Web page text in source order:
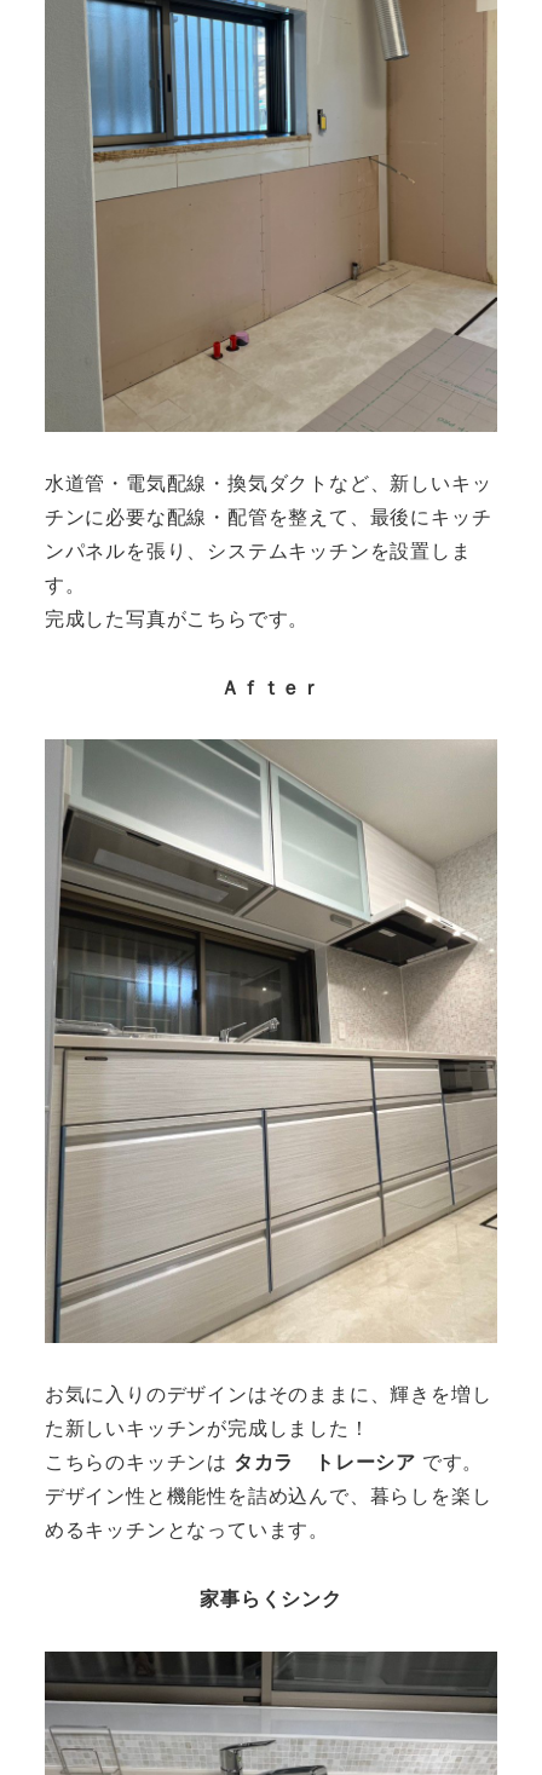
水道管・電気配線・換気ダクトなど、新しいキッ
チンに必要な配線・配管を整えて、最後にキッチ
ンパネルを張り、システムキッチンを設置しま
す。
完成した写真がこちらです。
Ａｆｔｅｒ
お気に入りのデザインはそのままに、輝きを増し
た新しいキッチンが完成しました！
こちらのキッチンは タカラ トレーシア です。
デザイン性と機能性を詰め込んで、暮らしを楽し
めるキッチンとなっています。
家事らくシンク